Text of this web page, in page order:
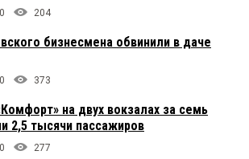
0 204
бизнесмена обвинили в даче
0 373
на двух вокзалах за семь
2,5 тысячи пассажиров
0 277